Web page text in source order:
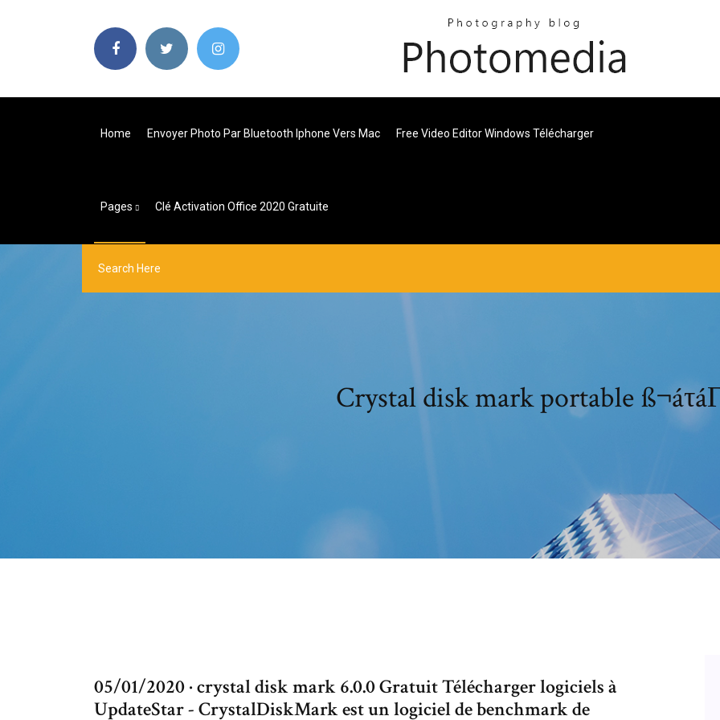
Home Envoyer Photo Par Bluetooth Iphone Vers Mac Free Video Editor Windows Télécharger
Pages Clé Activation Office 2020 Gratuite
Crystal disk mark portable
05/01/2020 · crystal disk mark 6.0.0 Gratuit Télécharger logiciels à
UpdateStar - CrystalDiskMark est un logiciel de benchmark de